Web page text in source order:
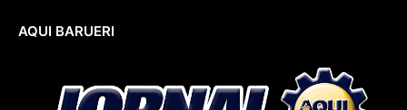
AQUI BARUERI